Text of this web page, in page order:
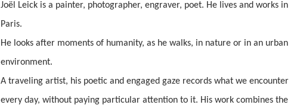
Joël Leick is a painter, photographer, engraver, poet. He lives and works in
Paris.
He looks after moments of humanity, as he walks, in nature or in an urban
environment.
A traveling artist, his poetic and engaged gaze records what we encounter
every day, without paying particular attention to it. His work combines the